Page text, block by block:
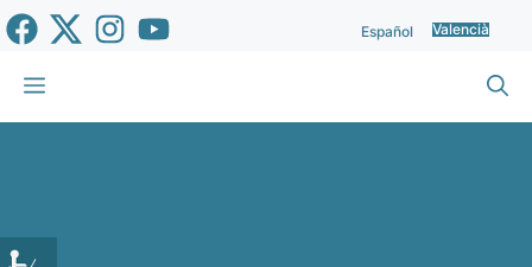
Vés
al
contingut
Español Valencià
Menu